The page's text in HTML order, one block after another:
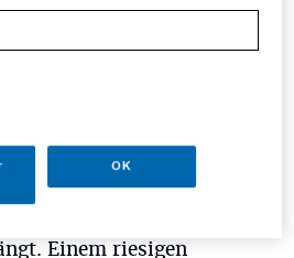
ist, an der Aktion
ist vom 22. Juni ab 22
um 1 Uhr angesetzt.
Zeit haben die
im Zuge der Corona-
Einem riesigen
OK